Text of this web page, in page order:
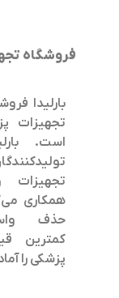
فروشگاه
بارلیدا
تجهیزات
است.
تجهیزات
همکاری
حذف
کمترین
پزشکی را